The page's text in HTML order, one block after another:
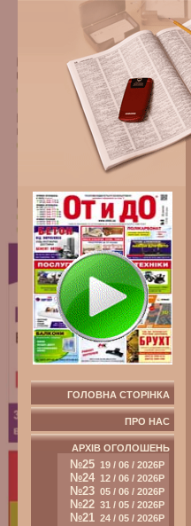
ГОЛОВНА СТОРІНКА
ПРО НАС
АРХІВ ОГОЛОШЕНЬ
№25 19 / 06 / 2026Р
№24 12 / 06 / 2026Р
№23 05 / 06 / 2026Р
№22 31 / 05 / 2026Р
№21 24 / 05 / 2026Р